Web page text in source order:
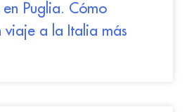
Puglia. Cómo
viaje a la Italia más